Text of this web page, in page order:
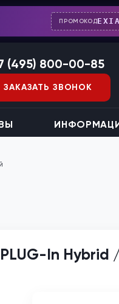
ПРОМОКОД
(495) 800-00-85
ЗАКАЗАТЬ ЗВОНОК
In Hybrid